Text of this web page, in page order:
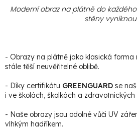
Moderní obraz na plátně do
stěny
- Obrazy na plátně jako klasická forma
stále těší neuvěřitelné oblibě.
- Díky certifikátu GREENGUARD se
i ve školách, školkách a zdravotnických
- Naše obrazy jsou odolné vůči UV
vlhkým hadříkem.